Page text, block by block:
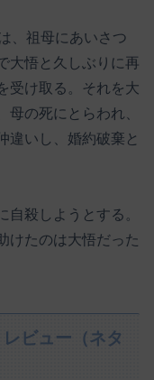
、祖母にあいさつ
大悟と久しぶりに再
受け取る。それを大
の死にとらわれ、
違いし、婚約破棄と
自殺しようとする。
けたのは大悟だった
ビュー（ネタ